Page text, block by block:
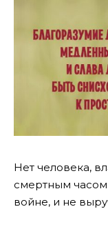
Нет человека,
смертным часом
войне, и не